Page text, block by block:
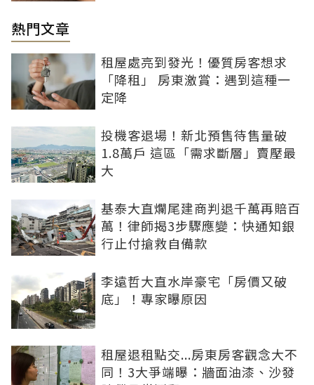
熱門文章
租屋處亮到發光！優質房客想求
「降租」 房東激賞：遇到這種一
定降
投機客退場！新北預售待售量破
1.8萬戶 這區「需求斷層」賣壓最
大
基泰大直爛尾建商判退千萬再賠百
萬！律師揭3步驟應變：快通知銀
行止付搶救自備款
李遠哲大直水岸豪宅「房價又破
底」！專家曝原因
租屋退租點交...房東房客觀念大不
同！3大爭端曝：牆面油漆、沙發